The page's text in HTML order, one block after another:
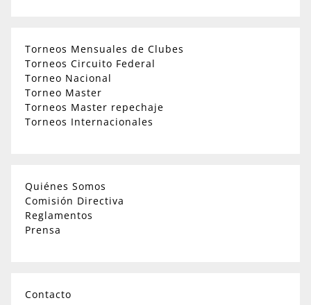
Torneos Mensuales de Clubes
Torneos Circuito Federal
Torneo Nacional
Torneo Master
Torneos Master repechaje
Torneos Internacionales
Quiénes Somos
Comisión Directiva
Reglamentos
Prensa
Contacto